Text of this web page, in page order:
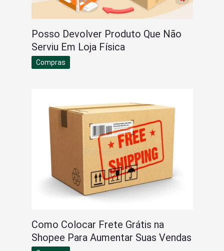
Posso Devolver Produto Que Não
Serviu Em Loja Física
Compras
Como Colocar Frete Grátis na
Shopee Para Aumentar Suas Vendas